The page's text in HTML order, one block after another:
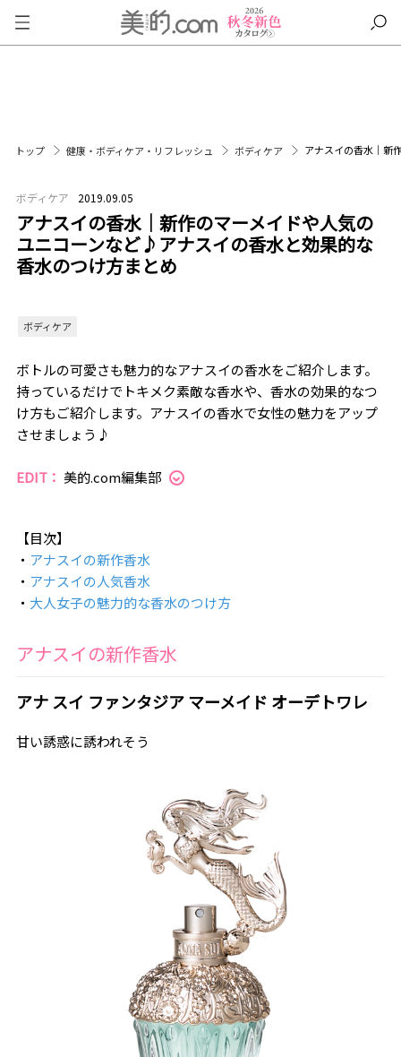
トップ 健康・ボディケア・リフレッシュ ボディケア アナスイの香水｜新
ボディケア 2019.09.05
アナスイの香水｜新作のマーメイドや人気の
ユニコーンなど♪アナスイの香水と効果的な
香水のつけ方まとめ
ボディケア
ボトルの可愛さも魅力的なアナスイの香水をご紹介します。
持っているだけでトキメク素敵な香水や、香水の効果的なつ
け方もご紹介します。アナスイの香水で女性の魅力をアップ
させましょう♪
EDIT： 美的.com編集部
【目次】
・ アナスイの新作香水
・ アナスイの人気香水
・ 大人女子の魅力的な香水のつけ方
アナスイの新作香水
アナ スイ ファンタジア マーメイド オーデトワレ
甘い誘惑に誘われそう